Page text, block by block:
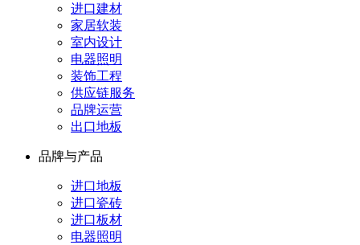
进口建材
家居软装
室内设计
电器照明
装饰工程
供应链服务
品牌运营
出口地板
品牌与产品
进口地板
进口瓷砖
进口板材
电器照明